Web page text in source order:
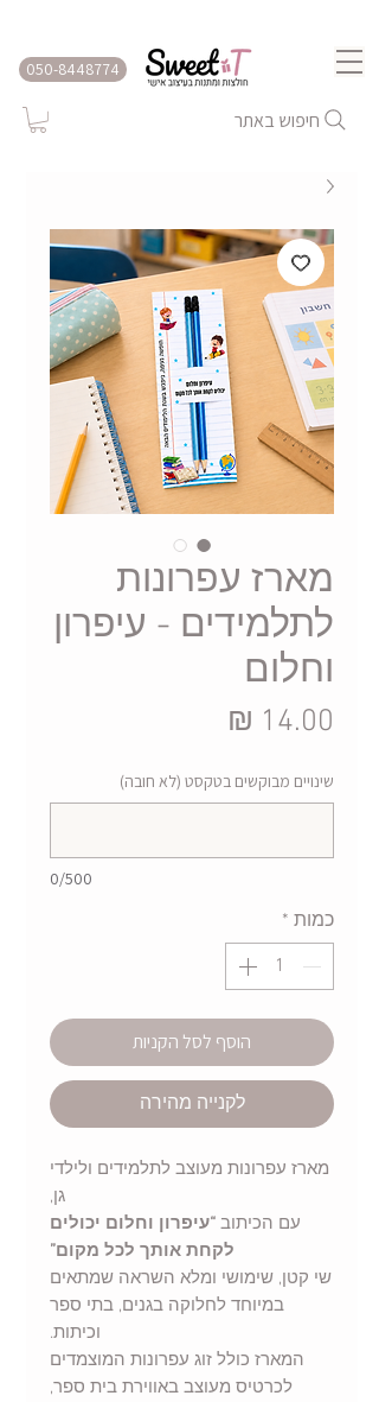
חיפוש באתר
050-8448774
מארז עפרונות
לתלמידים - עיפרון
וחלום
שינויים מבוקשים בטקסט (לא חובה)
0/500
כמות *
הוסף לסל הקניות
לקנייה מהירה
מארז עפרונות מעוצב לתלמידים ולילדי
גן,
עם הכיתוב “עיפרון וחלום יכולים
לקחת אותך לכל מקום”
שי קטן, שימושי ומלא השראה שמתאים
במיוחד לחלוקה בגנים, בתי ספר
וכיתות.
המארז כולל זוג עפרונות המוצמדים
לכרטיס מעוצב באווירת בית ספר,